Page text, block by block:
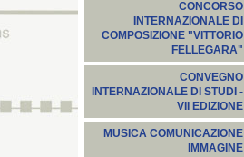
CONCORSO
INTERNAZIONALE DI
COMPOSIZIONE "VITTORIO
FELLEGARA"
CONVEGNO
INTERNAZIONALE DI STUDI -
VII EDIZIONE
MUSICA COMUNICAZIONE
IMMAGINE